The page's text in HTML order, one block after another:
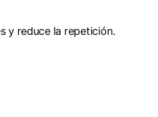
y reduce la repetición.